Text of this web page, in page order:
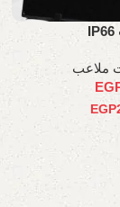
ملاعب
EGP